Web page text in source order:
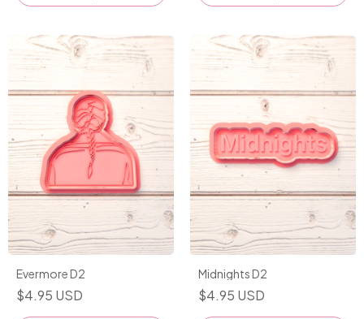
Evermore D2
$4.95 USD
Midnights D2
$4.95 USD